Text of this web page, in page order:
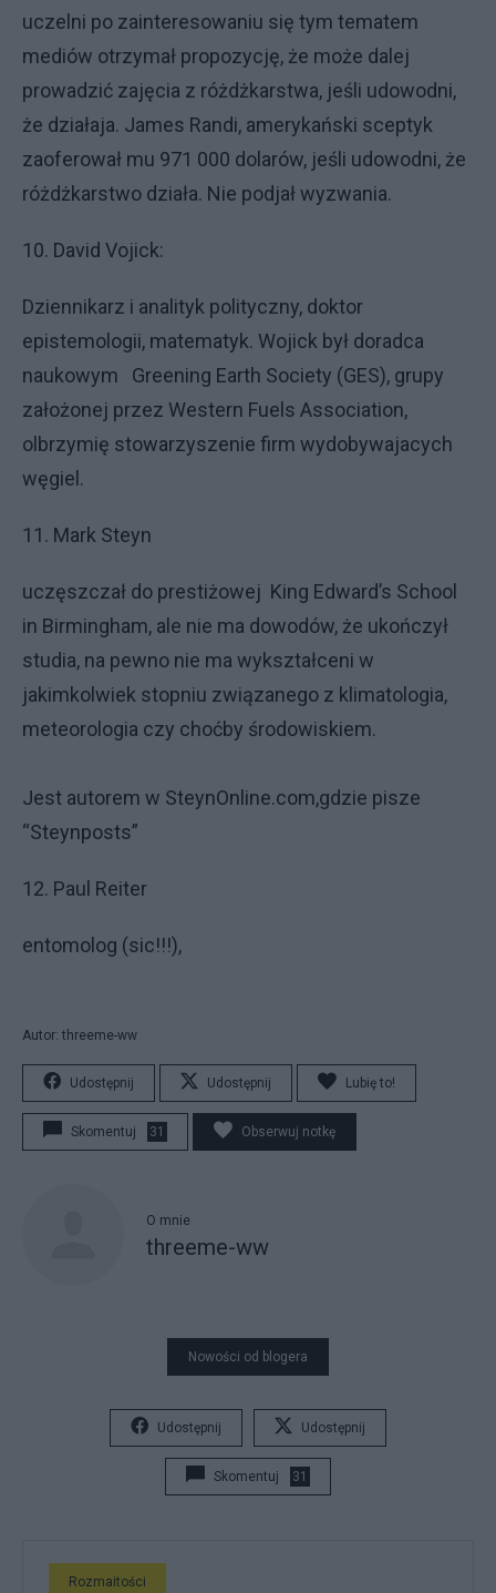
uczelni po zainteresowaniu się tym tematem
mediów otrzymał propozycję, że może dalej
prowadzić zajęcia z różdżkarstwa, jeśli udowodni,
że działaja. James Randi, amerykański sceptyk
zaoferował mu 971 000 dolarów, jeśli udowodni, że
różdżkarstwo działa. Nie podjał wyzwania.
10. David Vojick:
Dziennikarz i analityk polityczny, doktor
epistemologii, matematyk. Wojick był doradca
naukowym Greening Earth Society (GES), grupy
założonej przez Western Fuels Association,
olbrzymię stowarzyszenie firm wydobywajacych
węgiel.
11. Mark Steyn
uczęszczał do prestiżowej King Edward’s School
in Birmingham, ale nie ma dowodów, że ukończył
studia, na pewno nie ma wykształceni w
jakimkolwiek stopniu związanego z klimatologia,
meteorologia czy choćby środowiskiem.
Jest autorem w SteynOnline.com,gdzie pisze
“Steynposts”
12. Paul Reiter
entomolog (sic!!!),
Autor: threeme-ww
Udostępnij Udostępnij Lubię to!
Skomentuj 31 Obserwuj notkę
O mnie
threeme-ww
Nowości od blogera
Udostępnij Udostępnij
Skomentuj 31
Rozmaitości